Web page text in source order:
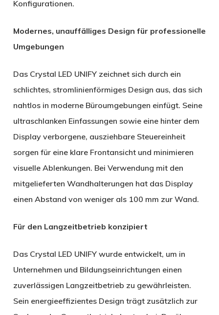
Konfigurationen.
Modernes, unauffälliges Design für professionelle
Umgebungen
Das Crystal LED UNIFY zeichnet sich durch ein
schlichtes, stromlinienförmiges Design aus, das sich
nahtlos in moderne Büroumgebungen einfügt. Seine
ultraschlanken Einfassungen sowie eine hinter dem
Display verborgene, ausziehbare Steuereinheit
sorgen für eine klare Frontansicht und minimieren
visuelle Ablenkungen. Bei Verwendung mit den
mitgelieferten Wandhalterungen hat das Display
einen Abstand von weniger als 100 mm zur Wand.
Für den Langzeitbetrieb konzipiert
Das Crystal LED UNIFY wurde entwickelt, um in
Unternehmen und Bildungseinrichtungen einen
zuverlässigen Langzeitbetrieb zu gewährleisten.
Sein energieeffizientes Design trägt zusätzlich zur